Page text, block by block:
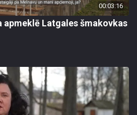
00:03:16
apmeklē Latgales šmakovkas